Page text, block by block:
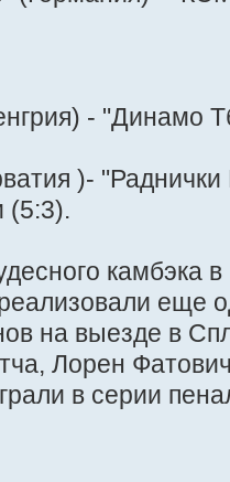
- "Динамо
)-
(5:3).
камбэка
еще
на выезде в
Лорен
в серии